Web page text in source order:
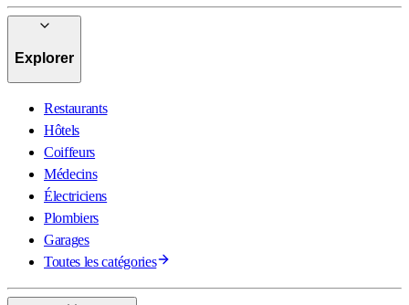
Explorer
Restaurants
Hôtels
Coiffeurs
Médecins
Électriciens
Plombiers
Garages
Toutes les catégories